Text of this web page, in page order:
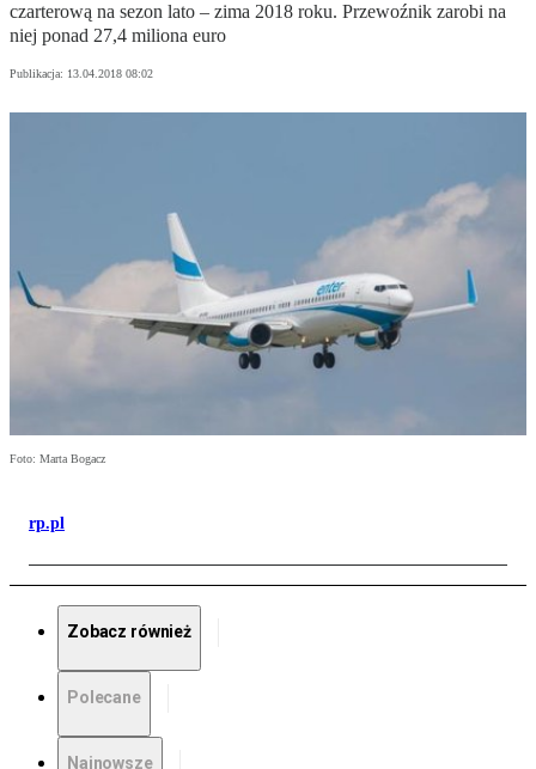
czarterową na sezon lato – zima 2018 roku. Przewoźnik zarobi na
niej ponad 27,4 miliona euro
Publikacja: 13.04.2018 08:02
Foto: Marta Bogacz
rp.pl
Zobacz również
Polecane
Najnowsze